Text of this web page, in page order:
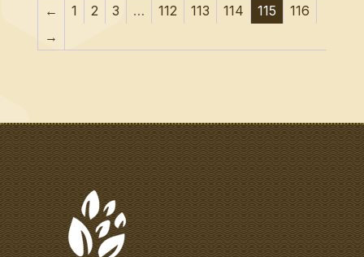
← 1 2 3 … 112 113 114 115
116
→